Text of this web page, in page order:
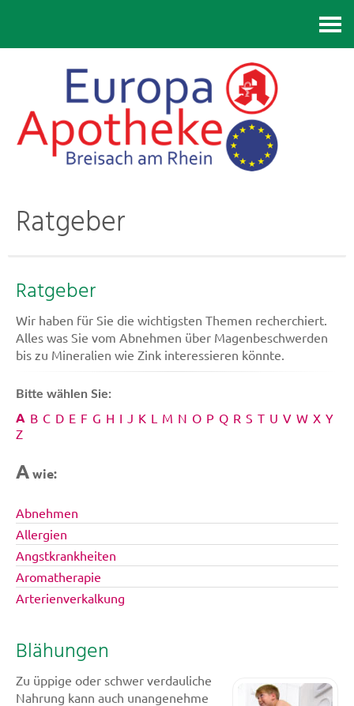
Ratgeber
Ratgeber
Wir haben für Sie die wichtigsten Themen recherchiert.
Alles was Sie vom Abnehmen über Magenbeschwerden
bis zu Mineralien wie Zink interessieren könnte.
Bitte wählen Sie:
A B C D E F G H I J K L M N O P Q R S T U V W X Y
Z
Awie:
Abnehmen
Allergien
Angstkrankheiten
Aromatherapie
Arterienverkalkung
Blähungen
Zu üppige oder schwer verdauliche
Nahrung kann auch unangenehme